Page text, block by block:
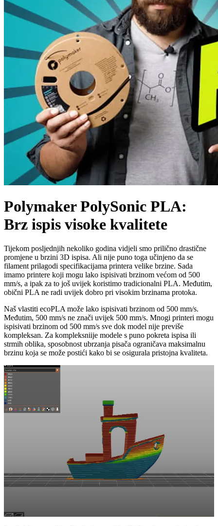
Polymaker PolySonic PLA:
Brz ispis visoke kvalitete
Tijekom posljednjih nekoliko godina vidjeli smo prilično drastične
promjene u brzini 3D ispisa. Ali nije puno toga učinjeno da se
filament prilagodi specifikacijama printera velike brzine. Sada
imamo printere koji mogu lako ispisivati ​​brzinom većom od 500
mm/s, a ipak za to još uvijek koristimo tradicionalni PLA. Međutim,
obični PLA ne radi uvijek dobro pri visokim brzinama protoka.
Naš vlastiti ecoPLA može lako ispisivati ​​brzinom od 500 mm/s.
Međutim, 500 mm/s ne znači uvijek 500 mm/s. Mnogi printeri mogu
ispisivati ​​brzinom od 500 mm/s sve dok model nije previše
kompleksan. Za kompleksniije modele s puno pokreta ispisa ili
strmih oblika, sposobnost ubrzanja pisača ograničava maksimalnu
brzinu koja se može postići kako bi se osigurala pristojna kvaliteta.